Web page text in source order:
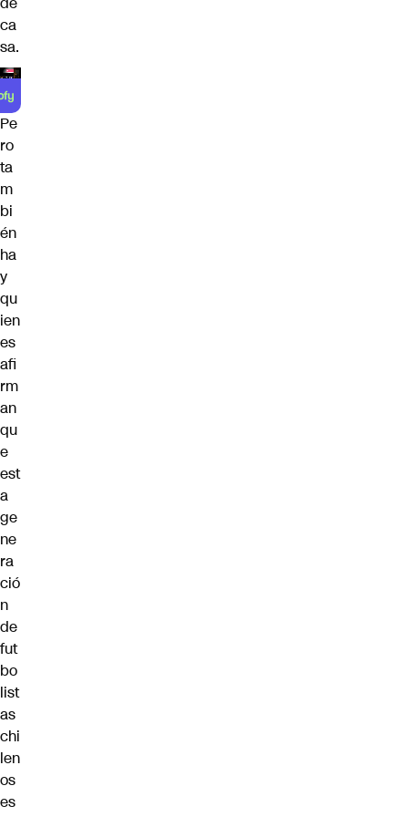
ca
sa.
Pe
ro
ta
m
bi
én
ha
y
qu
ien
es
afi
rm
an
qu
e
est
a
ge
ne
ra
ció
n
de
fut
bo
list
as
chi
len
os
es